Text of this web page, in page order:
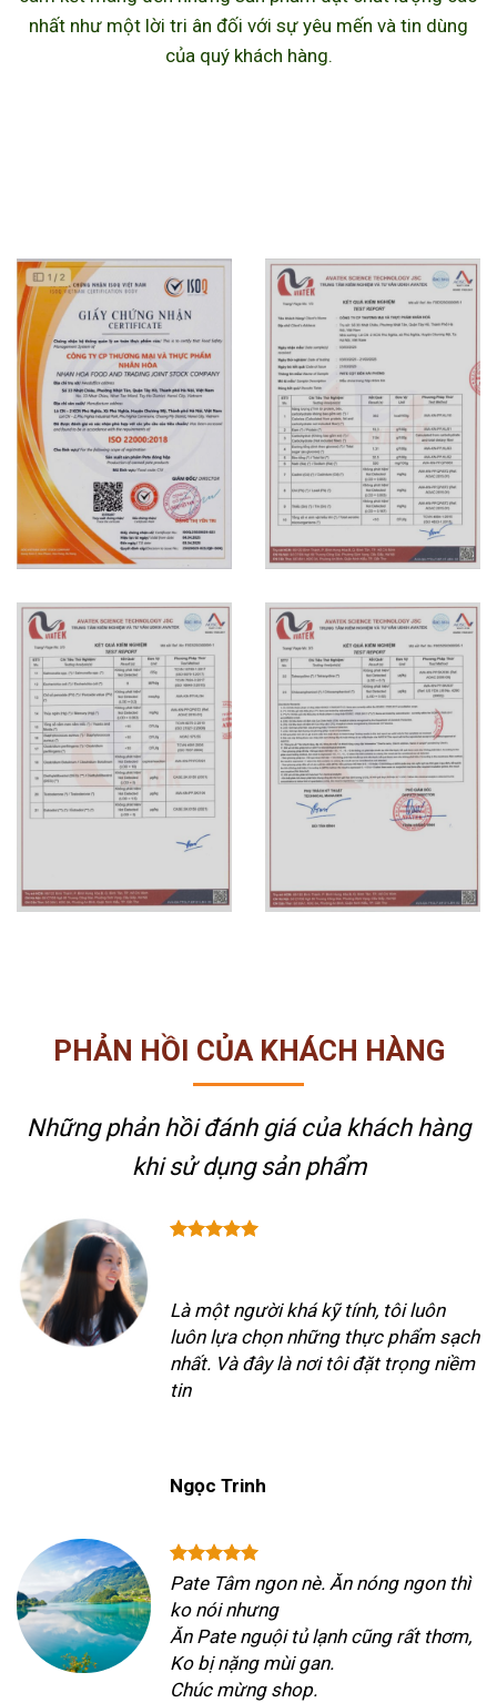
nhất như một lời tri ân đối với sự yêu mến và tin dùng
của quý khách hàng.
PHẢN HỒI CỦA KHÁCH HÀNG
Những phản hồi đánh giá của khách hàng
khi sử dụng sản phẩm
Là một người khá kỹ tính, tôi luôn
luôn lựa chọn những thực phẩm sạch
nhất. Và đây là nơi tôi đặt trọng niềm
tin
Ngọc Trinh
Pate Tâm ngon nè. Ăn nóng ngon thì
ko nói nhưng
Ăn Pate nguội tủ lạnh cũng rất thơm,
Ko bị nặng mùi gan.
Chúc mừng shop.